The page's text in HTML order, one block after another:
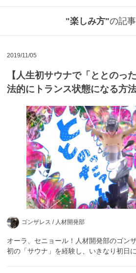
"楽しみ方"の記
2019/11/05
【人生初サウナで「ととのっ
法的にトランス状態になる方
ゴンザレス / 人材開発部
オーラ、セニョール！人材開発部のゴン
初の「サウナ」を経験し、いきなり初日